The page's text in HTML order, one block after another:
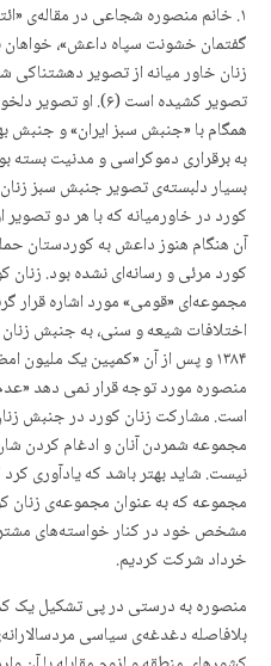
۱. خانم منصوره شجاعی در مقالەی
گفتمان خشونت سپاه داعش»،
زنان خاور میانە از تصویر
تصویر کشیدە است (۶).
همگام با «جنبش سبز ایران» و
به برقراری دموکراسی و مدنیت
بسیار دلبستەی تصویر جنبش سبز
کورد در خاورمیانە کە با هر دو
آن هنگام هنوز داعش بە کوردستان
کورد مرئی و رسانەای نشدە بود. زنان
مجموعەای «قومی» مورد اشارە قرار
۱۳۸۴ و پس از آن «کمپین یک
منصورە مورد توجە قرار نمی دهد
است. مشارکت زنان کورد در جنبش
مجموعە شمردن آنان و ادغام کردن
نیست. شاید بهتر باشد کە یادآوری
مجموعە کە بە عنوان مجموعەی زنان
خرداد شرکت کردیم.
منصورە بە درستی در پی تشکیل یک
بلافاصلە دغدغەی سیاسی